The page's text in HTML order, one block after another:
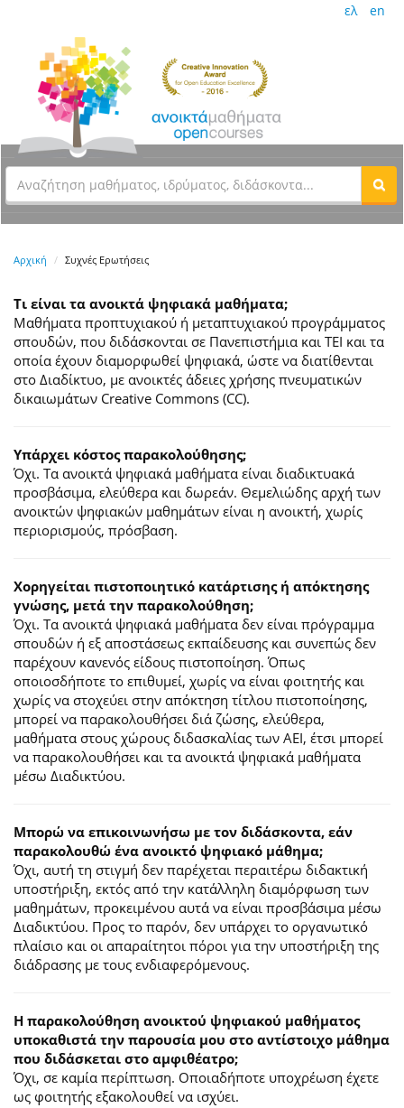
ελ en
Αρχική Συχνές Ερωτήσεις
Τι είναι τα ανοικτά ψηφιακά μαθήματα;
Μαθήματα προπτυχιακού ή μεταπτυχιακού προγράμματος
σπουδών, που διδάσκονται σε Πανεπιστήμια και ΤΕΙ και τα
οποία έχουν διαμορφωθεί ψηφιακά, ώστε να διατίθενται
στο Διαδίκτυο, με ανοικτές άδειες χρήσης πνευματικών
δικαιωμάτων Creative Commons (CC).
Υπάρχει κόστος παρακολούθησης;
Όχι. Τα ανοικτά ψηφιακά μαθήματα είναι διαδικτυακά
προσβάσιμα, ελεύθερα και δωρεάν. Θεμελιώδης αρχή των
ανοικτών ψηφιακών μαθημάτων είναι η ανοικτή, χωρίς
περιορισμούς, πρόσβαση.
Χορηγείται πιστοποιητικό κατάρτισης ή απόκτησης
γνώσης, μετά την παρακολούθηση;
Όχι. Τα ανοικτά ψηφιακά μαθήματα δεν είναι πρόγραμμα
σπουδών ή εξ αποστάσεως εκπαίδευσης και συνεπώς δεν
παρέχουν κανενός είδους πιστοποίηση. Όπως
οποιοσδήποτε το επιθυμεί, χωρίς να είναι φοιτητής και
χωρίς να στοχεύει στην απόκτηση τίτλου πιστοποίησης,
μπορεί να παρακολουθήσει διά ζώσης, ελεύθερα,
μαθήματα στους χώρους διδασκαλίας των ΑΕΙ, έτσι μπορεί
να παρακολουθήσει και τα ανοικτά ψηφιακά μαθήματα
μέσω Διαδικτύου.
Μπορώ να επικοινωνήσω με τον διδάσκοντα, εάν
παρακολουθώ ένα ανοικτό ψηφιακό μάθημα;
Όχι, αυτή τη στιγμή δεν παρέχεται περαιτέρω διδακτική
υποστήριξη, εκτός από την κατάλληλη διαμόρφωση των
μαθημάτων, προκειμένου αυτά να είναι προσβάσιμα μέσω
Διαδικτύου. Προς το παρόν, δεν υπάρχει το οργανωτικό
πλαίσιο και οι απαραίτητοι πόροι για την υποστήριξη της
διάδρασης με τους ενδιαφερόμενους.
Η παρακολούθηση ανοικτού ψηφιακού μαθήματος
υποκαθιστά την παρουσία μου στο αντίστοιχο μάθημα
που διδάσκεται στο αμφιθέατρο;
Όχι, σε καμία περίπτωση. Οποιαδήποτε υποχρέωση έχετε
ως φοιτητής εξακολουθεί να ισχύει.